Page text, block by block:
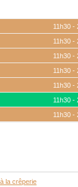
11h30 -
11h30 -
11h30 -
11h30 -
11h30 -
11h30 -
11h30 -
la crêperie